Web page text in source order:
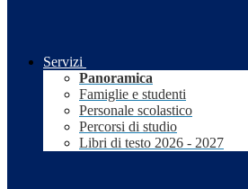
Servizi
Panoramica
Famiglie e studenti
Personale scolastico
Percorsi di studio
Libri di testo 2026 - 2027